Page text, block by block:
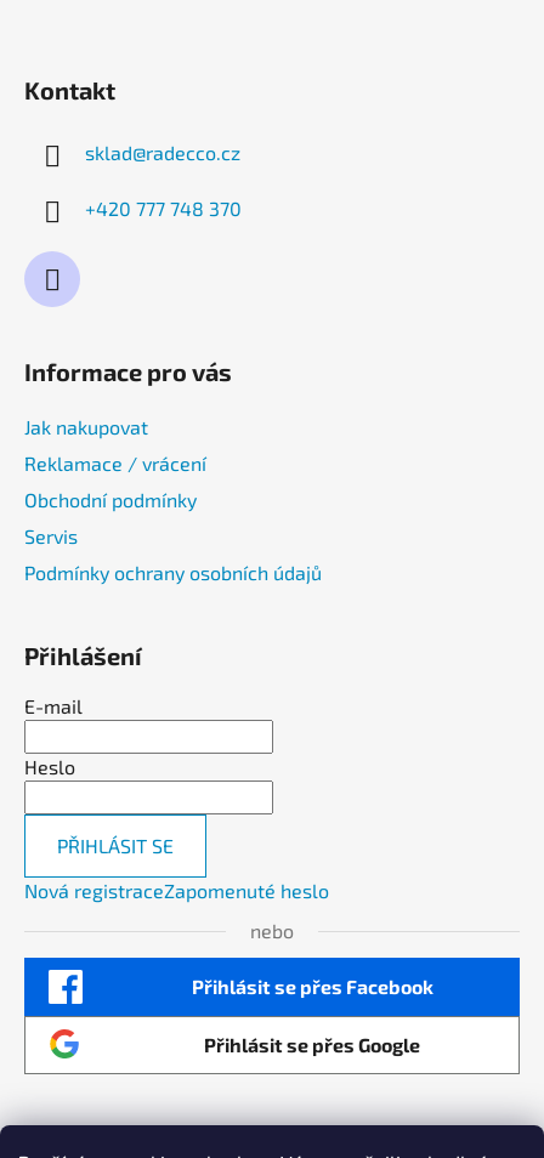
Kontakt
sklad@radecco.cz
+420 777 748 370
Informace pro vás
Jak nakupovat
Reklamace / vrácení
Obchodní podmínky
Servis
Podmínky ochrany osobních údajů
Přihlášení
E-mail
Heslo
PŘIHLÁSIT SE
Nová registraceZapomenuté heslo
nebo
Přihlásit se přes Facebook
Přihlásit se přes Google